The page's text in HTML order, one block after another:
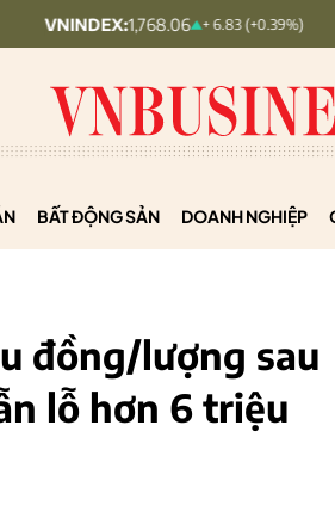
1,768.06 + 6.83 (+0.39%) HNX30:
BẤT ĐỘNG SẢN DOANH NGHIỆP
đồng/lượng sau
lỗ hơn 6 triệu